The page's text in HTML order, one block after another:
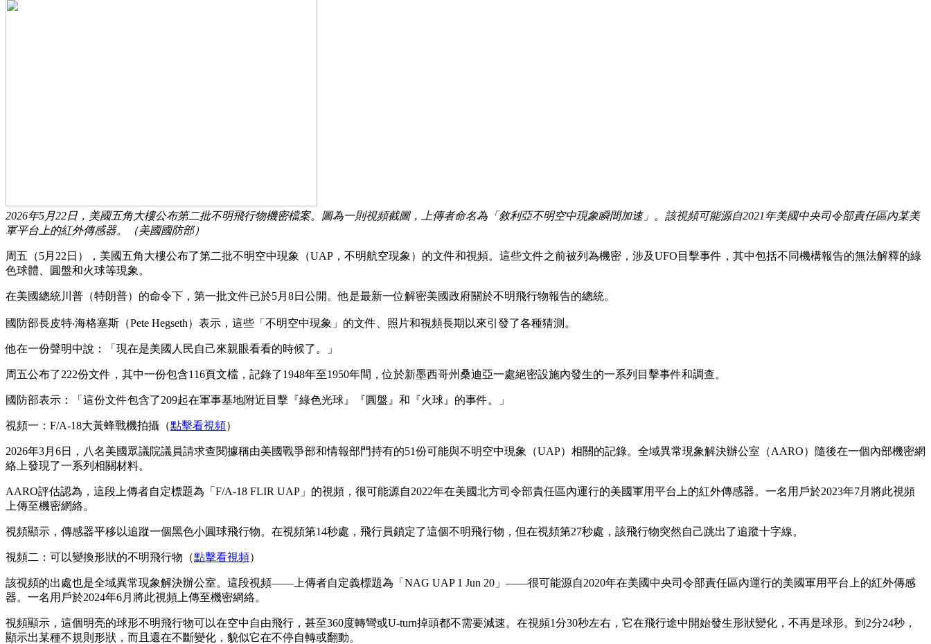
2026年5月22日，美國五角大樓公布第二批不明飛行物機密檔案。圖為一則視頻截圖，上傳者命名為「敘利亞不明空中現象瞬間加速」。該視頻可能源自2021年美國中央司令部責任區內某美
軍平台上的紅外傳感器。（美國國防部）
周五（5月22日），美國五角大樓公布了第二批不明空中現象（UAP，不明航空現象）的文件和視頻。這些文件之前被列為機密，涉及UFO目擊事件，其中包括不同機構報告的無法解釋的綠
色球體、圓盤和火球等現象。
在美國總統川普（特朗普）的命令下，第一批文件已於5月8日公開。他是最新一位解密美國政府關於不明飛行物報告的總統。
國防部長皮特‧海格塞斯（Pete Hegseth）表示，這些「不明空中現象」的文件、照片和視頻長期以來引發了各種猜測。
他在一份聲明中說：「現在是美國人民自己來親眼看看的時候了。」
周五公布了222份文件，其中一份包含116頁文檔，記錄了1948年至1950年間，位於新墨西哥州桑迪亞一處絕密設施內發生的一系列目擊事件和調查。
國防部表示：「這份文件包含了209起在軍事基地附近目擊『綠色光球』『圓盤』和『火球』的事件。」
視頻一：F/A-18大黃蜂戰機拍攝（點擊看視頻）
2026年3月6日，八名美國眾議院議員請求查閱據稱由美國戰爭部和情報部門持有的51份可能與不明空中現象（UAP）相關的記錄。全域異常現象解決辦公室（AARO）隨後在一個內部機密網
絡上發現了一系列相關材料。
AARO評估認為，這段上傳者自定標題為「F/A-18 FLIR UAP」的視頻，很可能源自2022年在美國北方司令部責任區內運行的美國軍用平台上的紅外傳感器。一名用戶於2023年7月將此視頻
上傳至機密網絡。
視頻顯示，傳感器平移以追蹤一個黑色小圓球飛行物。在視頻第14秒處，飛行員鎖定了這個不明飛行物，但在視頻第27秒處，該飛行物突然自己跳出了追蹤十字線。
視頻二：可以變換形狀的不明飛行物（點擊看視頻）
該視頻的出處也是全域異常現象解決辦公室。這段視頻——上傳者自定義標題為「NAG UAP 1 Jun 20」——很可能源自2020年在美國中央司令部責任區內運行的美國軍用平台上的紅外傳感
器。一名用戶於2024年6月將此視頻上傳至機密網絡。
視頻顯示，這個明亮的球形不明飛行物可以在空中自由飛行，甚至360度轉彎或U-turn掉頭都不需要減速。在視頻1分30秒左右，它在飛行途中開始發生形狀變化，不再是球形。到2分24秒，
顯示出某種不規則形狀，而且還在不斷變化，貌似它在不停自轉或翻動。